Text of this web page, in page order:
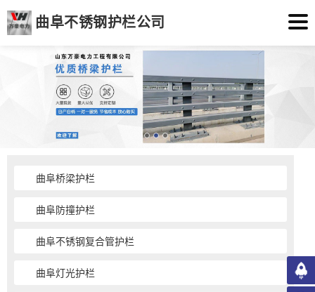
曲阜不锈钢护栏公司
曲阜桥梁护栏
曲阜防撞护栏
曲阜不锈钢复合管护栏
曲阜灯光护栏